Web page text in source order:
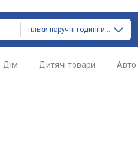
тільки наручні годинники
Дім Дитячі товари Авто